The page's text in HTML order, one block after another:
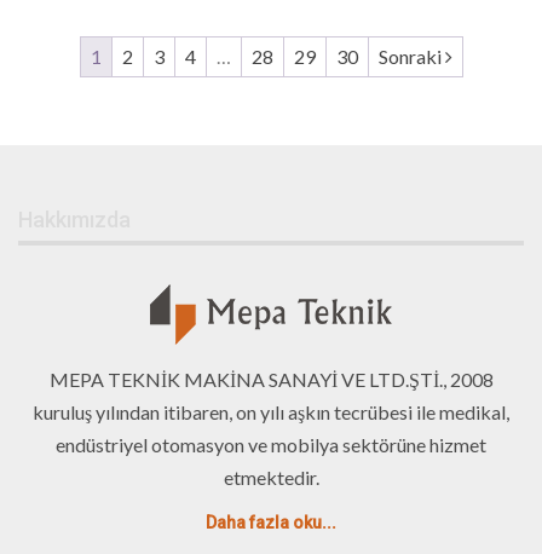
1 2 3 4 … 28 29 30 Sonraki
MEPA TEKNİK MAKİNA SANAYİ VE LTD.ŞTİ., 2008
kuruluş yılından itibaren, on yılı aşkın tecrübesi ile medikal,
endüstriyel otomasyon ve mobilya sektörüne hizmet
etmektedir.
Daha fazla oku...